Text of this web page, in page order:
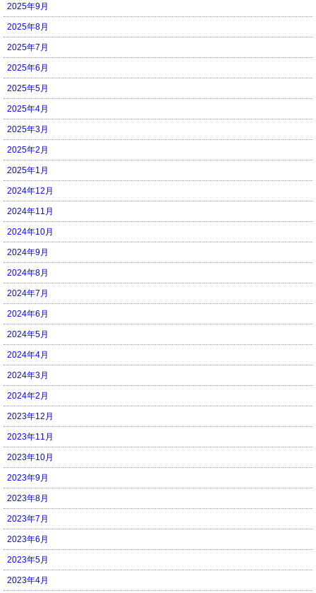
2025年9月
2025年8月
2025年7月
2025年6月
2025年5月
2025年4月
2025年3月
2025年2月
2025年1月
2024年12月
2024年11月
2024年10月
2024年9月
2024年8月
2024年7月
2024年6月
2024年5月
2024年4月
2024年3月
2024年2月
2023年12月
2023年11月
2023年10月
2023年9月
2023年8月
2023年7月
2023年6月
2023年5月
2023年4月